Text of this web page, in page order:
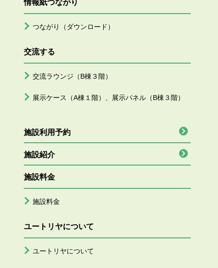
情報紙つながり
つながり（ダウンロード）
交流する
交流ラウンジ（B棟３階）
展示ケース（A棟１階）、展示パネル（B棟３階）
施設利用予約
施設紹介
施設料金
施設料金
ユートリヤについて
ユートリヤについて